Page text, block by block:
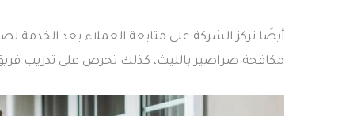
أيضًا تركز الشركة على متابعة العملاء بعد الخدمة
مكافحة صراصير بالليث، كذلك تحرص على تدريب